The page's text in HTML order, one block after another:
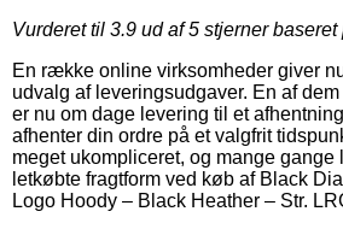
Vurderet til 3.9 ud af 5 stjerner baseret
En række online virksomheder giver
udvalg af leveringsudgaver. En af
er nu om dage levering til et
afhenter din ordre på et valgfrit
meget ukompliceret, og mange gange
letkøbte fragtform ved køb af Black
Logo Hoody – Black Heather – Str.